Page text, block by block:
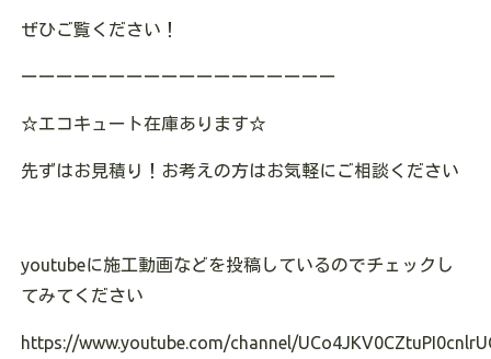
ぜひご覧ください！
ーーーーーーーーーーーーーーーーーー
☆エコキュート在庫あります☆
先ずはお見積り！お考えの方はお気軽にご相談ください
youtubeに施工動画などを投稿しているのでチェックし
てみてください
https://www.youtube.com/channel/